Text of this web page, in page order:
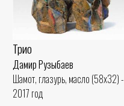
Трио
Дамир Рузыбаев
Шамот, глазурь, масло (58x32) -
2017 год